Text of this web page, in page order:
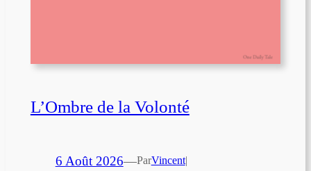
L’Ombre de la Volonté
6 Août 2026—ParVincent|